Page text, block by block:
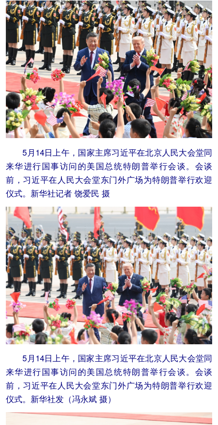
5月14日上午，国家主席习近平在北京人民大会堂同
来华进行国事访问的美国总统特朗普举行会谈。会谈
前，习近平在人民大会堂东门外广场为特朗普举行欢迎
仪式。新华社记者 饶爱民 摄
5月14日上午，国家主席习近平在北京人民大会堂同
来华进行国事访问的美国总统特朗普举行会谈。会谈
前，习近平在人民大会堂东门外广场为特朗普举行欢迎
仪式。新华社发（冯永斌 摄）